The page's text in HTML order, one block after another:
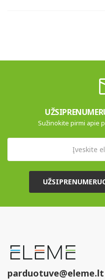
Sužinokite pirmi apie
parduotuve@eleme.lt